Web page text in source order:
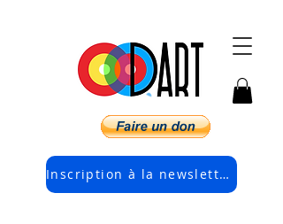
Inscription à la newsletter électronique